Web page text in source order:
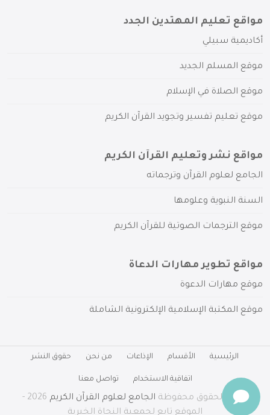
مواقع تعليم المهتدين الجدد
أكاديمية سبيلي
موقع المسلم الجديد
موقع الصلاة في الإسلام
موقع تعليم تفسير وتجويد القرآن الكريم
مواقع نشر وتعليم القرآن الكريم
الجامع لعلوم القرآن وترجماته
السنة النبوية وعلومها
موقع الترجمات الصوتية للقرآن الكريم
مواقع تطوير مهارات الدعاة
موقع مهارات الدعوة
موقع المكتبة الإسلامية الإلكترونية الشاملة
الرئيسية الأقسام الإذاعات من نحن حقوق النشر
اتفاقية الاستخدام تواصل معنا
جميع الحقوق محفوظة الجامع لعلوم القرآن الكريم
2026 -
الموقع تابع لجمعية النجاة الخيرية